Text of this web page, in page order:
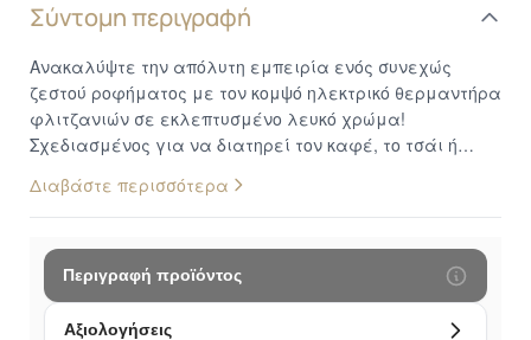
Σύντομη περιγραφή
Ανακαλύψτε την απόλυτη εμπειρία ενός συνεχώς
ζεστού ροφήματος με τον κομψό ηλεκτρικό θερμαντήρα
φλιτζανιών σε εκλεπτυσμένο λευκό χρώμα!
Σχεδιασμένος για να διατηρεί τον καφέ, το τσάι ή
ιδανική θερμοκρασία για μεγαλύτερο χρονικό
διάστημα, αυτός ο θερμαντήρας προσφέρει την
πολυτέλεια και την άνεση που αξίζετε καθημερινά,
είτε βρίσκεστε στο γραφείο είτε στο σπίτι. Με κομψή
εμφάνιση, έξυπνες λειτουργίες και εύκολη, απόλυτα
ασφαλή χρήση, αυτή η θερμαινόμενη εστία θα γίνει ο
Διαβάστε περισσότερα
Περιγραφή προϊόντος
Αξιολογήσεις